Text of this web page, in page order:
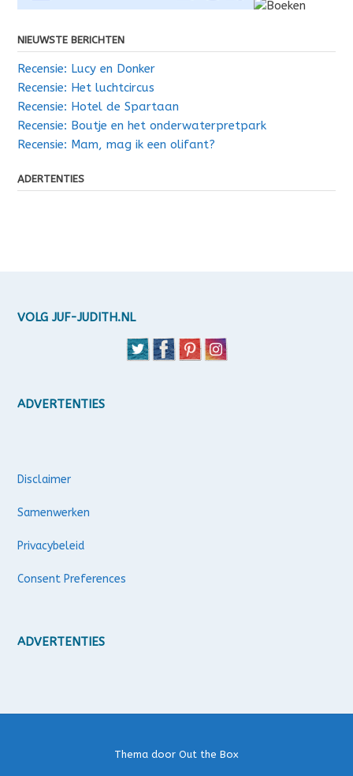
NIEUWSTE BERICHTEN
Recensie: Lucy en Donker
Recensie: Het luchtcircus
Recensie: Hotel de Spartaan
Recensie: Boutje en het onderwaterpretpark
Recensie: Mam, mag ik een olifant?
ADERTENTIES
VOLG JUF-JUDITH.NL
ADVERTENTIES
Disclaimer
Samenwerken
Privacybeleid
Consent Preferences
ADVERTENTIES
Thema door Out the Box